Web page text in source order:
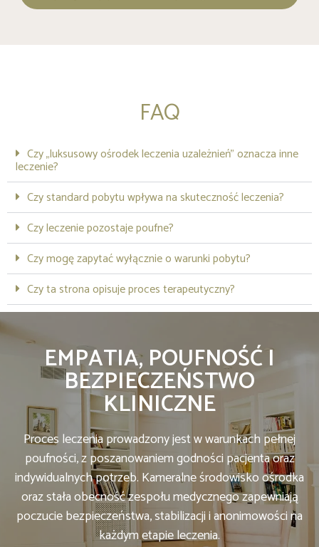
FAQ
Czy „luksusowy ośrodek leczenia uzależnień” oznacza inne
leczenie?
Czy standard pobytu wpływa na skuteczność leczenia?
Czy leczenie pozostaje poufne?
Czy mogę zapytać wyłącznie o warunki pobytu?
Czy ta strona opisuje proces terapeutyczny?
EMPATIA, POUFNOŚĆ I
BEZPIECZEŃSTWO
KLINICZNE
Proces leczenia prowadzony jest w warunkach pełnej
poufności, z poszanowaniem godności pacjenta oraz
indywidualnych potrzeb. Kameralne środowisko ośrodka
oraz stała obecność zespołu medycznego zapewniają
poczucie bezpieczeństwa, stabilizacji i anonimowości na
każdym etapie leczenia.